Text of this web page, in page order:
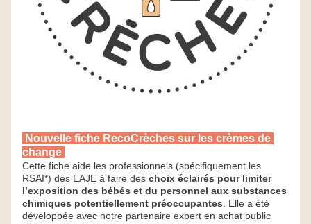
Nouvelle fiche RecoCrèches sur les crèmes de
change
Cette fiche aide les professionnels (spécifiquement les
RSAI*) des EAJE à faire des choix éclairés pour limiter
l’exposition des bébés et du personnel aux substances
chimiques potentiellement préoccupantes . Elle a été
développée avec notre partenaire expert en achat public